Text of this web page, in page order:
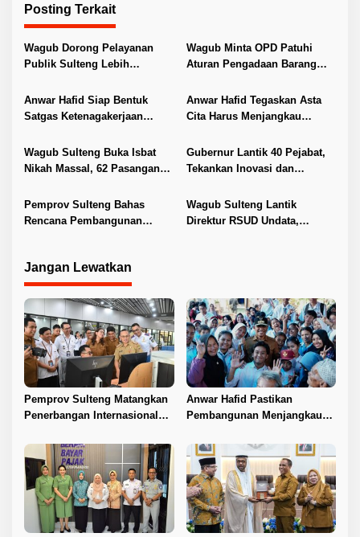
a
s
i
p
o
Posting Terkait
Wagub Dorong Pelayanan
Publik Sulteng Lebih
Wagub Minta OPD Patuhi
Aturan Pengadaan Barang
Anwar Hafid Siap Bentuk
Satgas Ketenagakerjaan
Anwar Hafid Tegaskan Asta
Cita Harus Menjangkau
Wagub Sulteng Buka Isbat
Nikah Massal, 62 Pasangan
Gubernur Lantik 40 Pejabat,
Tekankan Inovasi dan
Pemprov Sulteng Bahas
Rencana Pembangunan
Wagub Sulteng Lantik
Direktur RSUD Undata,
Jangan Lewatkan
Pemprov Sulteng Matangkan
Penerbangan Internasional
Anwar Hafid Pastikan
Pembangunan Menjangkau